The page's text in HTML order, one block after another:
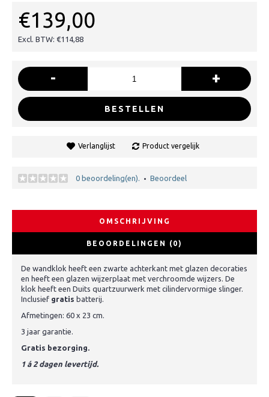
€139,00
Excl. BTW: €114,88
- +
BESTELLEN
Verlanglijst Product vergelijk
0 beoordeling(en). • Beoordeel
OMSCHRIJVING
BEOORDELINGEN (0)
De wandklok heeft een zwarte achterkant met glazen decoraties
en heeft een glazen wijzerplaat met verchroomde wijzers. De
klok heeft een Duits quartzuurwerk met cilindervormige slinger.
Inclusief gratis batterij.
Afmetingen: 60 x 23 cm.
3 jaar garantie.
Gratis bezorging.
1 á 2 dagen levertijd.